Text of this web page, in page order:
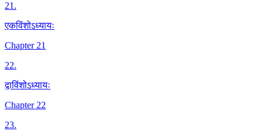
21.
एकविंशोऽध्यायः
Chapter 21
22.
द्वाविंशोऽध्यायः
Chapter 22
23.